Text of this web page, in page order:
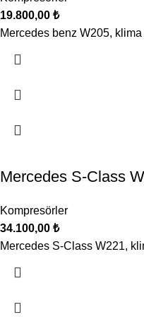
19.800,00 ₺
Mercedes benz W205,
Mercedes S-Class
Kompresörler
34.100,00 ₺
Mercedes S-Class W221,